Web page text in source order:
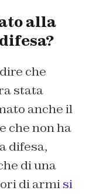
alla
che
stata
anche il
che non ha
difesa,
di una
di armisi